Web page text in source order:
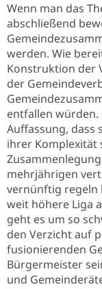
Wenn man das
abschließend
werden. Wie
Konstruktion der
der
entfallen würden.
Auffassung, dass
ihrer Komplexität
mehrjährigen
vernünftig regeln
weit höhere Liga
geht es um so
den Verzicht auf
fusionierenden
Bürgermeister
und